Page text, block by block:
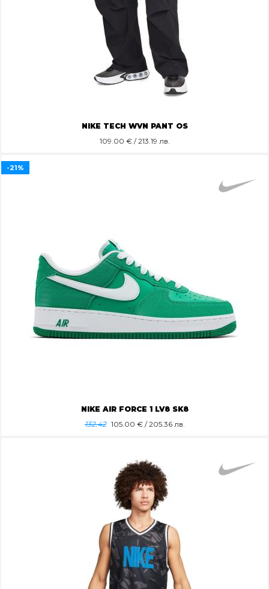
NIKE TECH WVN PANT OS
109.00 € / 213.19 лв.
NIKE AIR FORCE 1 LV8 SK8
132.42 105.00 € / 205.36 лв.
-21%